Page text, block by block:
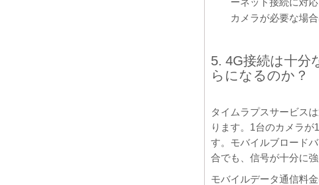
ーネット接続に対
カメラが必要な場
5. 4G接続は十分
らになるのか？
タイムラプスサービス
ります。1台のカメラ
す。モバイルブロード
合でも、信号が十分に
モバイルデータ通信料